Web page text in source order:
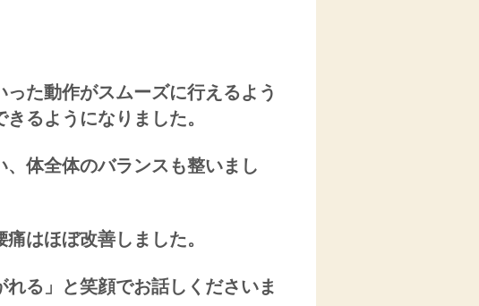
た動作がスムーズに行えるよう
るようになりました。
体全体のバランスも整いまし
はほぼ改善しました。
れる」と笑顔でお話しくださいま